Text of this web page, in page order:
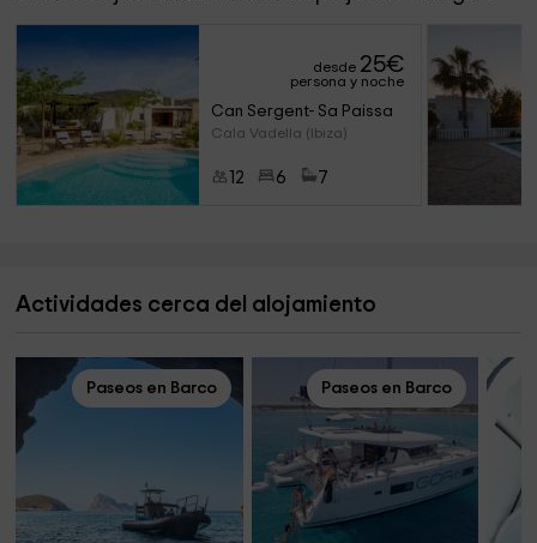
desde 25€
persona y noche
Can Sergent- Sa Paissa
Cala Vadella (Ibiza)
12 6 7
Actividades cerca del alojamiento
Paseos en Barco Paseos en Barco